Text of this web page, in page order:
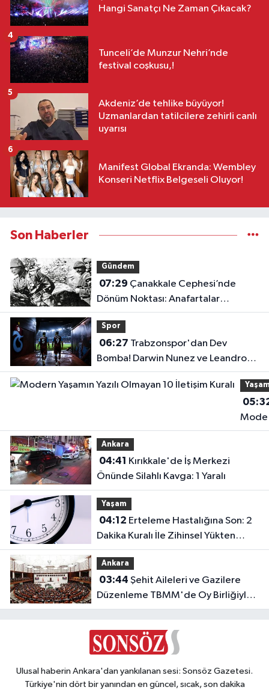
Hangi Sanatçı Ne Zaman Çıkacak?
Tunceli’de Munzur Nehri’nde
festival coşkusu,!
4
Akdeniz’de tehlike büyüyor!
Uzmanlardan tatilcilere zehirli canlı
uyarısı
5
Manifest Global Ekranda: Wembley
Konseri Netflix Belgeseli Oluyor!
6
Son Haberler
Gündem
07:29
Dönüm Noktası: Anafartalar
Zaferi’nin 111. Yıl Dönümü!
Spor
06:27
Bomba! Darwin Nunez ve Leandro
Paredes Hamlesi!
Ankara
04:41
Önünde Silahlı Kavga: 1 Yaralı
Yaşam
04:12
Dakika Kuralı İle Zihinsel Yükten
Kurtulun
Ankara
03:44
Düzenleme TBMM'de Oy Birliğiyle
Kabul Edildi
Ulusal haberin Ankara'dan yankılanan sesi: Sonsöz Gazetesi.
Türkiye'nin dört bir yanından en güncel, sıcak, son dakika